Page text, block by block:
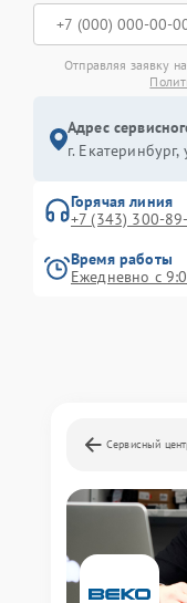
Отправляя заявку
Адрес
г.
Горячая линия
+7 (343) 300-
Время работы
Ежедневно с
Сервисный